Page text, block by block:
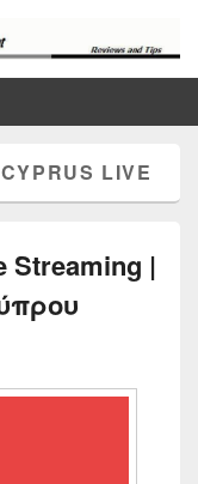
LIVE
Streaming |